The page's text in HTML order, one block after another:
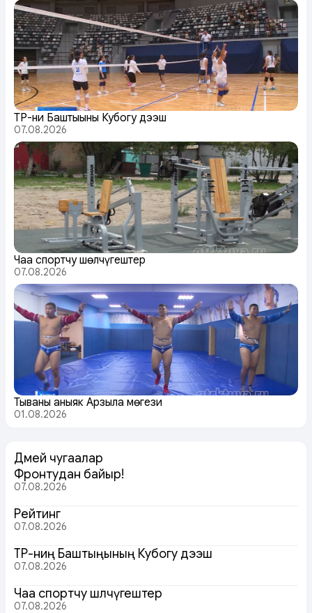
ТР-ниң Баштыңының Кубогу дээш
07.08.2026
Чаа спортчу шөлчүгештер
07.08.2026
Тываның аныяк Арзылаң мөгези
01.08.2026
Дөмей чугаалар
Фронтудан байыр!
07.08.2026
Рейтинг
07.08.2026
ТР-ниң Баштыңының Кубогу дээш
07.08.2026
Чаа спортчу шөлчүгештер
07.08.2026